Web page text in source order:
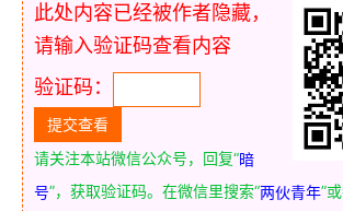
此处内容已经被作者隐藏，
请输入验证码查看内容
验证码：
请关注本站微信公众号，回复“暗
号”，获取验证码。在微信里搜索“两伙青年”